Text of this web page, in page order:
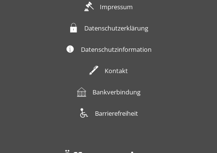
Impressum
Datenschutzerklärung
Datenschutzinformation
Kontakt
Bankverbindung
Barrierefreiheit